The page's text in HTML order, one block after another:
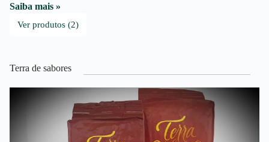
Saiba mais »
Ver produtos (2)
Terra de sabores